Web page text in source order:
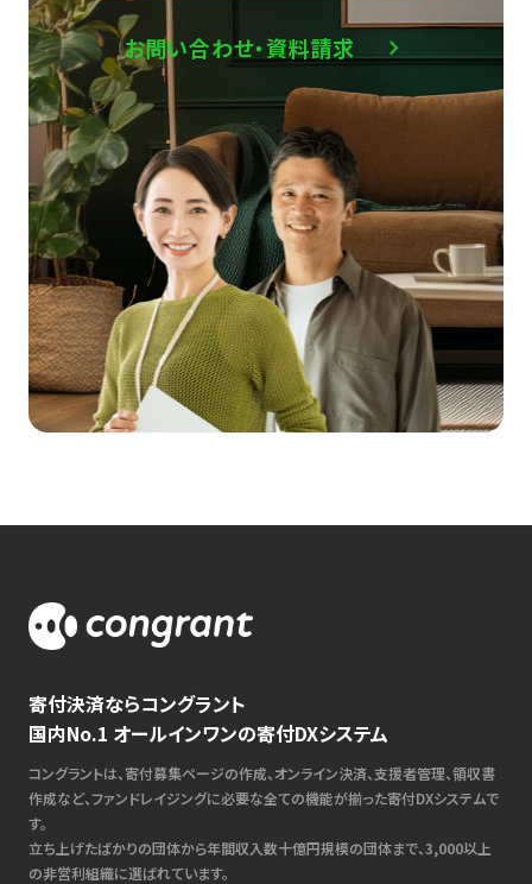
お問い合わせ・資料請求
寄付決済ならコングラント
国内No.1 オールインワンの寄付DXシステム
コングラントは、寄付募集ページの作成、オンライン決済、支援者管理、領収書
作成など、ファンドレイジングに必要な全ての機能が揃った寄付DXシステムで
す。
立ち上げたばかりの団体から年間収入数十億円規模の団体まで、3,000以上
の非営利組織に選ばれています。